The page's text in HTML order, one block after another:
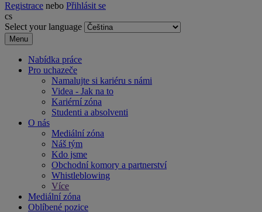
Registrace nebo Přihlásit se
cs
Select your language
Menu
Nabídka práce
Pro uchazeče
Namalujte si kariéru s námi
Videa - Jak na to
Kariérní zóna
Studenti a absolventi
O nás
Mediální zóna
Náš tým
Kdo jsme
Obchodní komory a partnerství
Whistleblowing
Více
Mediální zóna
Oblíbené pozice